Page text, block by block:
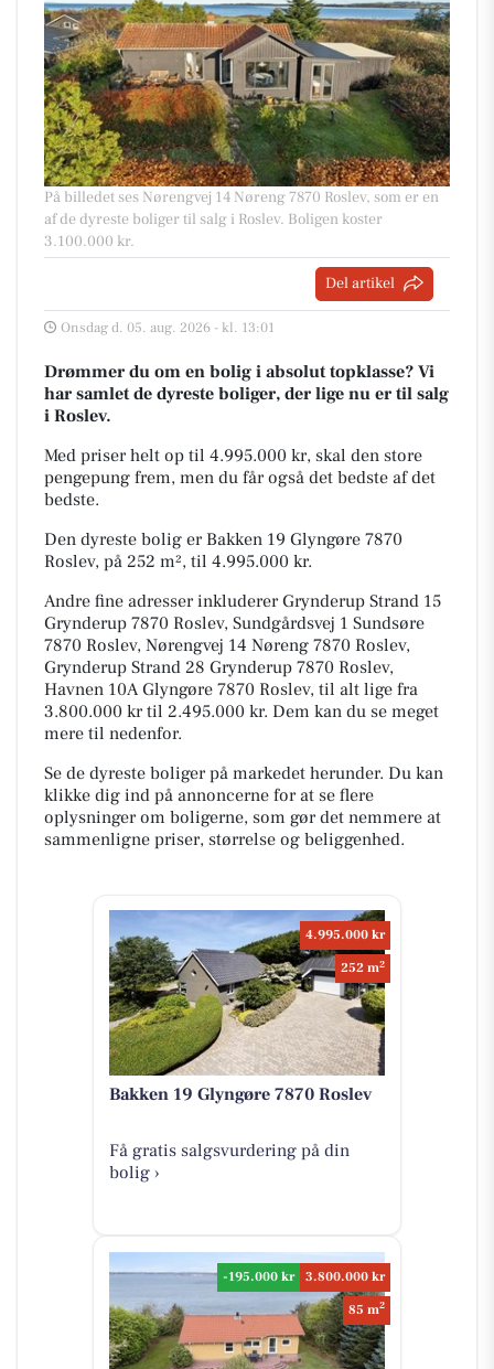
På billedet ses Nørengvej 14 Nøreng 7870 Roslev, som er en
af de dyreste boliger til salg i Roslev. Boligen koster
3.100.000 kr.
Del artikel
Onsdag d. 05. aug. 2026 - kl. 13:01
Drømmer du om en bolig i absolut topklasse? Vi
har samlet de dyreste boliger, der lige nu er til salg
i Roslev.
Med priser helt op til 4.995.000 kr, skal den store
pengepung frem, men du får også det bedste af det
bedste.
Den dyreste bolig er Bakken 19 Glyngøre 7870
Roslev, på 252 m², til 4.995.000 kr.
Andre fine adresser inkluderer Grynderup Strand 15
Grynderup 7870 Roslev, Sundgårdsvej 1 Sundsøre
7870 Roslev, Nørengvej 14 Nøreng 7870 Roslev,
Grynderup Strand 28 Grynderup 7870 Roslev,
Havnen 10A Glyngøre 7870 Roslev, til alt lige fra
3.800.000 kr til 2.495.000 kr. Dem kan du se meget
mere til nedenfor.
Se de dyreste boliger på markedet herunder. Du kan
klikke dig ind på annoncerne for at se flere
oplysninger om boligerne, som gør det nemmere at
sammenligne priser, størrelse og beliggenhed.
4.995.000 kr
252 m2
Bakken 19 Glyngøre 7870 Roslev
Få gratis salgsvurdering på din
bolig ›
-195.000 kr
3.800.000 kr
85 m2